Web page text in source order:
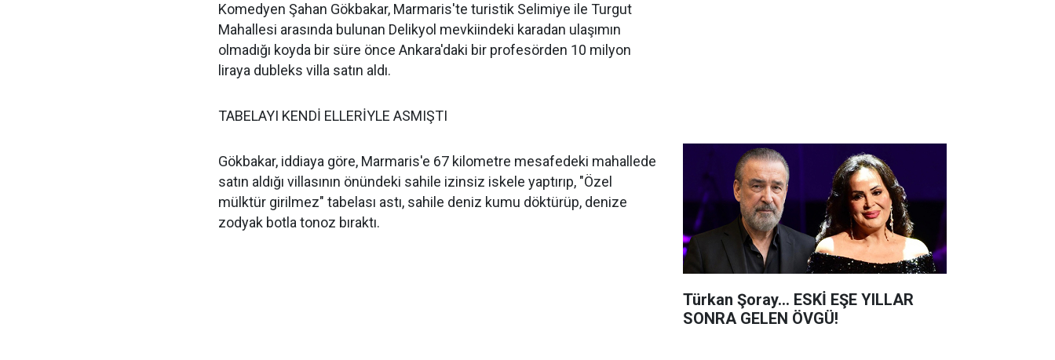
Komedyen Şahan Gökbakar, Marmaris'te turistik Selimiye ile Turgut
Mahallesi arasında bulunan Delikyol mevkiindeki karadan ulaşımın
olmadığı koyda bir süre önce Ankara'daki bir profesörden 10 milyon
liraya dubleks villa satın aldı.
TABELAYI KENDİ ELLERİYLE ASMIŞTI
Gökbakar, iddiaya göre, Marmaris'e 67 kilometre mesafedeki mahallede
satın aldığı villasının önündeki sahile izinsiz iskele yaptırıp, "Özel
mülktür girilmez" tabelası astı, sahile deniz kumu döktürüp, denize
zodyak botla tonoz bıraktı.
Türkan Şoray... ESKİ EŞE YILLAR
SONRA GELEN ÖVGÜ!